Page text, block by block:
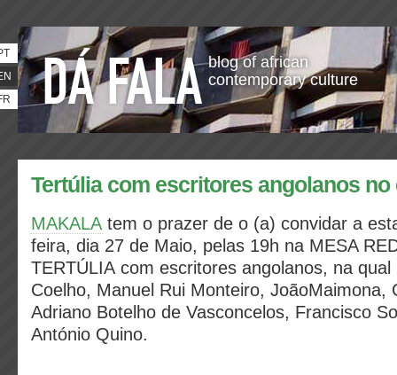
blog of african
contemporary culture
Tertúlia com escritores angolanos no
MAKALA tem o prazer de o (a) convidar a
feira, dia 27 de Maio, pelas 19h na MESA
TERTÚLIA com escritores angolanos, na
Coelho, Manuel Rui Monteiro, JoãoMaimona,
Adriano Botelho de Vasconcelos, Francisco
António Quino.